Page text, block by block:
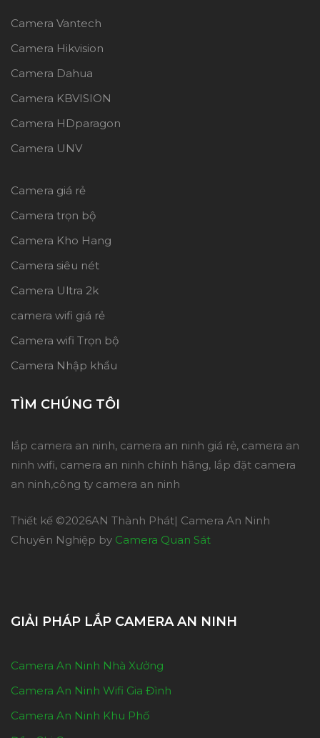
Camera Vantech
Camera Hikvision
Camera Dahua
Camera KBVISION
Camera HDparagon
Camera UNV
Camera giá rẻ
Camera trọn bộ
Camera Kho Hang
Camera siêu nét
Camera Ultra 2k
camera wifi giá rẻ
Camera wifi Trọn bộ
Camera Nhập khẩu
TÌM CHÚNG TÔI
lắp camera an ninh, camera an ninh giá rẻ, camera an
ninh wifi, camera an ninh chính hãng, lắp đặt camera
an ninh,công ty camera an ninh
Thiết kế ©2026AN Thành Phát| Camera An Ninh
Chuyên Nghiệp by Camera Quan Sát
GIẢI PHÁP LẮP CAMERA AN NINH
Camera An Ninh Nhà Xưởng
Camera An Ninh Wifi Gia Đình
Camera An Ninh Khu Phố